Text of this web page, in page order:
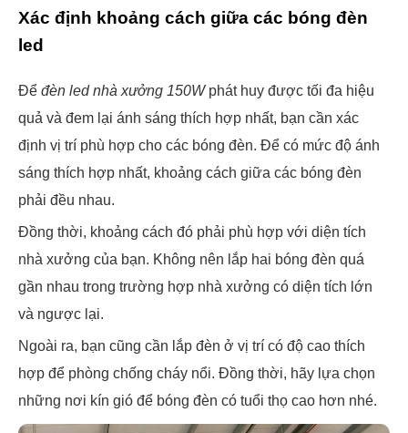
Xác định khoảng cách giữa các bóng đèn
led
Để đèn led nhà xưởng 150Wphát huy được tối đa hiệu
quả và đem lại ánh sáng thích hợp nhất, bạn cần xác
định vị trí phù hợp cho các bóng đèn. Để có mức độ ánh
sáng thích hợp nhất, khoảng cách giữa các bóng đèn
phải đều nhau.
Đồng thời, khoảng cách đó phải phù hợp với diện tích
nhà xưởng của bạn. Không nên lắp hai bóng đèn quá
gần nhau trong trường hợp nhà xưởng có diện tích lớn
và ngược lại.
Ngoài ra, bạn cũng cần lắp đèn ở vị trí có độ cao thích
hợp để phòng chống cháy nổi. Đồng thời, hãy lựa chọn
những nơi kín gió để bóng đèn có tuổi thọ cao hơn nhé.